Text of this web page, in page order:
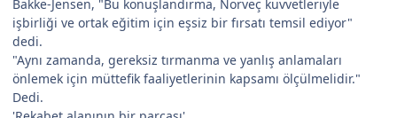
Bakke-Jensen, "Bu konuşlandırma, Norveç kuvvetleriyle
işbirliği ve ortak eğitim için eşsiz bir fırsatı temsil ediyor"
dedi.
"Aynı zamanda, gereksiz tırmanma ve yanlış anlamaları
önlemek için müttefik faaliyetlerinin kapsamı ölçülmelidir."
Dedi.